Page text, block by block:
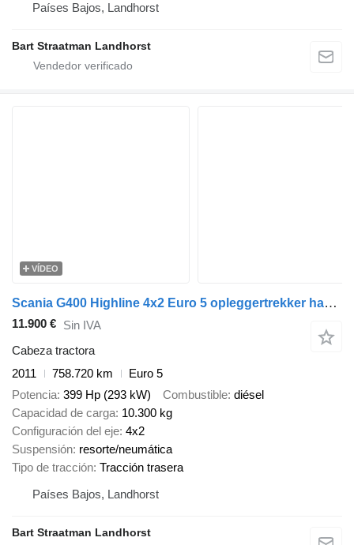
Países Bajos, Landhorst
Bart Straatman Landhorst
VÍDEO
Scania G400 Highline 4x2 Euro 5 opleggertrekker handgeschakeld
11.900 € Sin IVA
Cabeza tractora
2011
758.720 km
Euro 5
Potencia 399 Hp (293 kW) Combustible diésel
Capacidad de carga 10.300 kg
Configuración del eje 4x2
Suspensión resorte/neumática
Tipo de tracción Tracción trasera
Países Bajos, Landhorst
Bart Straatman Landhorst